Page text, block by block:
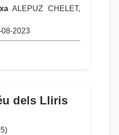
ALEPUZ CHELET,
08-2023
dels Lliris